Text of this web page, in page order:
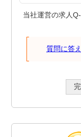
当社運営の求人
質問に答